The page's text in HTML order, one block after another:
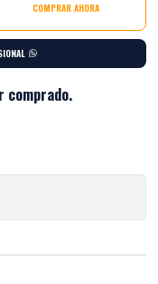
COMPRAR AHORA
comprado.